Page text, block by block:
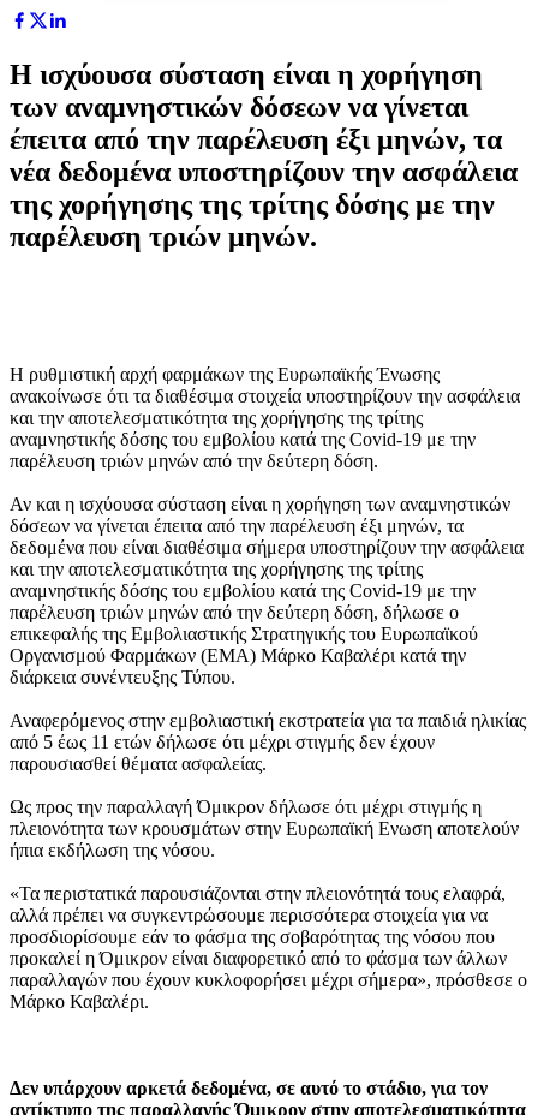
Η ισχύουσα σύσταση είναι η χορήγηση
των αναμνηστικών δόσεων να γίνεται
έπειτα από την παρέλευση έξι μηνών, τα
νέα δεδομένα υποστηρίζουν την ασφάλεια
της χορήγησης της τρίτης δόσης με την
παρέλευση τριών μηνών.
Η ρυθμιστική αρχή φαρμάκων της Ευρωπαϊκής Ένωσης
ανακοίνωσε ότι τα διαθέσιμα στοιχεία υποστηρίζουν την ασφάλεια
και την αποτελεσματικότητα της χορήγησης της τρίτης
αναμνηστικής δόσης του εμβολίου κατά της Covid-19 με την
παρέλευση τριών μηνών από την δεύτερη δόση.
Αν και η ισχύουσα σύσταση είναι η χορήγηση των αναμνηστικών
δόσεων να γίνεται έπειτα από την παρέλευση έξι μηνών, τα
δεδομένα που είναι διαθέσιμα σήμερα υποστηρίζουν την ασφάλεια
και την αποτελεσματικότητα της χορήγησης της τρίτης
αναμνηστικής δόσης του εμβολίου κατά της Covid-19 με την
παρέλευση τριών μηνών από την δεύτερη δόση, δήλωσε ο
επικεφαλής της Εμβολιαστικής Στρατηγικής του Ευρωπαϊκού
Οργανισμού Φαρμάκων (EMA) Μάρκο Καβαλέρι κατά την
διάρκεια συνέντευξης Τύπου.
Αναφερόμενος στην εμβολιαστική εκστρατεία για τα παιδιά ηλικίας
από 5 έως 11 ετών δήλωσε ότι μέχρι στιγμής δεν έχουν
παρουσιασθεί θέματα ασφαλείας.
Ως προς την παραλλαγή Όμικρον δήλωσε ότι μέχρι στιγμής η
πλειονότητα των κρουσμάτων στην Ευρωπαϊκή Ενωση αποτελούν
ήπια εκδήλωση της νόσου.
«Τα περιστατικά παρουσιάζονται στην πλειονότητά τους ελαφρά,
αλλά πρέπει να συγκεντρώσουμε περισσότερα στοιχεία για να
προσδιορίσουμε εάν το φάσμα της σοβαρότητας της νόσου που
προκαλεί η Όμικρον είναι διαφορετικό από το φάσμα των άλλων
παραλλαγών που έχουν κυκλοφορήσει μέχρι σήμερα», πρόσθεσε ο
Μάρκο Καβαλέρι.
Δεν υπάρχουν αρκετά δεδομένα, σε αυτό το στάδιο, για τον
αντίκτυπο της παραλλαγής Όμικρον στην αποτελεσματικότητα